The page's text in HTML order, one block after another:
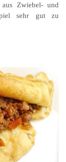
Zwiebel- und
sehr gut zu